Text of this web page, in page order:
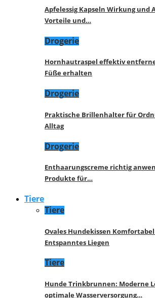
Apfelessig Kapseln Wirkung und
Vorteile und…
Drogerie
Hornhautraspel effektiv
Füße erhalten
Drogerie
Praktische Brillenhalter für
Alltag
Drogerie
Enthaarungscreme richtig
Produkte für…
Tiere
Tiere
Ovales Hundekissen
Entspanntes Liegen
Tiere
Hunde Trinkbrunnen: Moderne
optimale Wasserversorgung…